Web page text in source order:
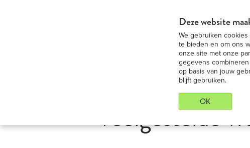
Deze website
We gebruiken
te bieden en om ons
onze site met onze
gegevens
op basis van jouw
blijft gebruiken.
OK
iPad
Veelgestelde